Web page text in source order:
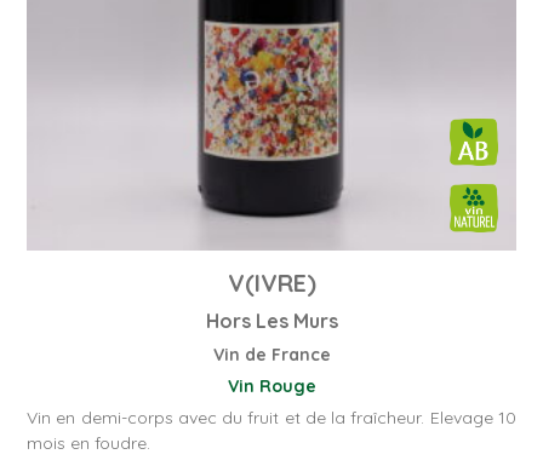
V(IVRE)
Hors Les Murs
Vin de France
Vin Rouge
Vin en demi-corps avec du fruit et de la fraîcheur. Elevage 10
mois en foudre.